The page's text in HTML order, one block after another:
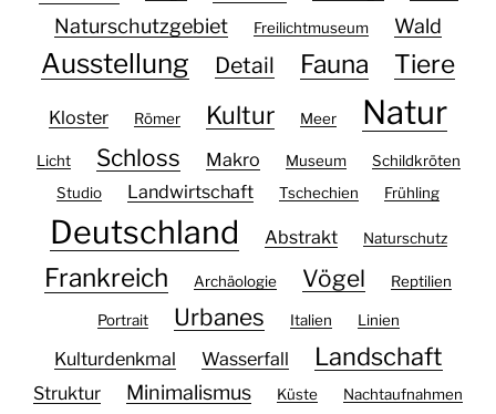
Naturschutzgebiet Freilichtmuseum Wald
Ausstellung Detail Fauna Tiere
Kloster Römer Kultur Meer Natur
Licht Schloss Makro Museum
Schildkröten
Studio
Landwirtschaft Tschechien Frühling
Deutschland Abstrakt Naturschutz
Frankreich Archäologie Vögel Reptilien
Portrait Urbanes Italien Linien
Kulturdenkmal Wasserfall Landschaft
Struktur Minimalismus Küste Nachtaufnahmen